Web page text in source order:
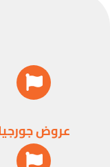
عروض جورجيا